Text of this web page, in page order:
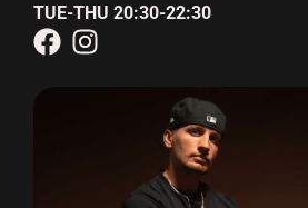
TUE-THU 20:30-22:30